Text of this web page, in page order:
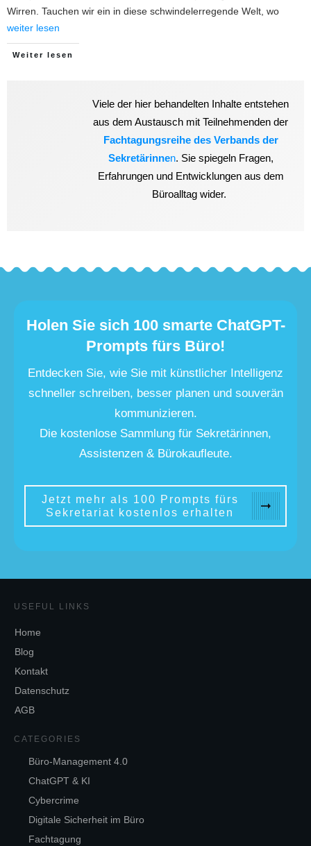
Wirren. Tauchen wir ein in diese schwindelerregende Welt, wo
weiter lesen
Weiter lesen
Viele der hier behandelten Inhalte entstehen
aus dem Austausch mit Teilnehmenden der
Fachtagungsreihe des Verbands der
Sekretärinnen. Sie spiegeln Fragen,
Erfahrungen und Entwicklungen aus dem
Büroalltag wider.
Holen Sie sich 100 smarte ChatGPT-
Prompts fürs Büro!
Entdecken Sie, wie Sie mit künstlicher Intelligenz
schneller schreiben, besser planen und souverän
kommunizieren.
Die kostenlose Sammlung für Sekretärinnen,
Assistenzen & Bürokaufleute.
Jetzt mehr als 100 Prompts fürs
Sekretariat kostenlos erhalten
USEFUL LINKS
Home
Blog
Kontakt
Datenschutz
AGB
CATEGORIES
Büro-Management 4.0
ChatGPT & KI
Cybercrime
Digitale Sicherheit im Büro
Fachtagung